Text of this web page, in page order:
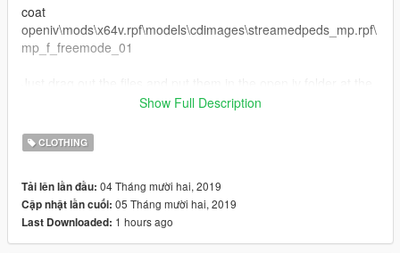
coat
openiv\mods\x64v.rpf\models\cdimages\streamedpeds_mp.rpf\
mp_f_freemode_01
location i stated above,
ABOUT
this package is designed by me and you can use it however
MORE
If u wanna see what else i got visit KO-FI = Riolettv i sell stuff
there
Show Full Description
CLOTHING
Tải lên lần đầu: 04 Tháng mười hai, 2019
Cập nhật lần cuối: 05 Tháng mười hai, 2019
Last Downloaded: 1 hours ago